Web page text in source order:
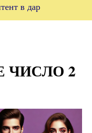
в дар
ЧИСЛО 2